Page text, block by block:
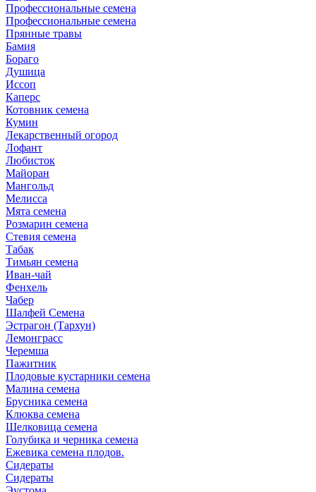
Профессиональные семена
Профессиональные семена
Прянные травы
Бамия
Бораго
Душица
Иссоп
Каперс
Котовник семена
Кумин
Лекарственный огород
Лофант
Любисток
Майоран
Мангольд
Мелисса
Мята семена
Розмарин семена
Стевия семена
Табак
Тимьян семена
Иван-чай
Фенхель
Чабер
Шалфей Семена
Эстрагон (Тархун)
Лемонграсс
Черемша
Пажитник
Плодовые кустарники семена
Малина семена
Брусника семена
Клюква семена
Шелковица семена
Голубика и черника семена
Ежевика семена плодов.
Сидераты
Сидераты